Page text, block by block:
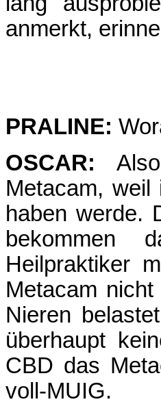
anmerkt,
PRALINE:
OSCAR:
Metacam,
haben werde.
bekommen
Heilpraktiker
Metacam
Nieren
überhaupt
CBD das
voll-MUIG.